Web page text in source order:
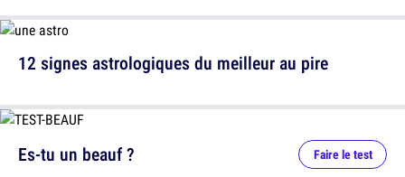
12 signes astrologiques du meilleur au pire
Es-tu un beauf ? Faire le test